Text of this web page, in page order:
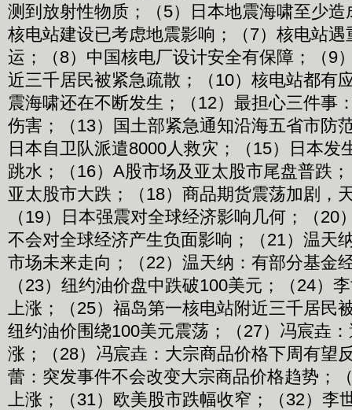
测到放射性物质；（5）日本地震海啸至少
核电站建设已考虑地震影响；（7）核电站
运；（8）中国核电厂设计安全有保障；（9
近三千居民被紧急疏散；（10）核电站都有
震海啸还在不断发生；（12）最担心三件事
伤害；（13）国土部紧急通知沿海五省市防
日本自卫队派遣8000人救灾；（15）日本发
跳水；（16）A股市场及亚太股市尾盘普跌
亚太股市大跌；（18）商品期货震荡加剧，
（19）日本强震对全球经济影响几何；（20
不会对全球经济产生负面影响；（21）温天
市场未来走向；（22）温天纳：有部分基金
（23）纽约油价盘中跌破100美元；（24）
上涨；（25）福岛第一核电站附近三千居民
纽约油价围绕100美元震荡；（27）冯宸垚
涨；（28）冯宸垚：大宗商品价格下周有望
蕾：突发事件不会改变大宗商品价格趋势；
上涨；（31）欧美股市跌幅收窄；（32）李